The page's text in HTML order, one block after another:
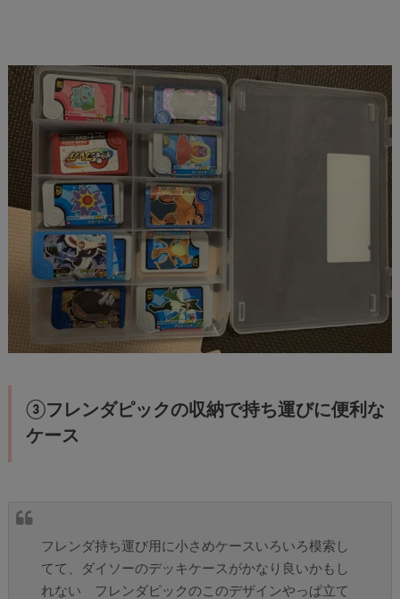
③フレンダピックの収納で持ち運びに便利な
ケース
フレンダ持ち運び用に小さめケースいろいろ模索し
てて、ダイソーのデッキケースがかなり良いかもし
れない フレンダピックのこのデザインやっぱ立て